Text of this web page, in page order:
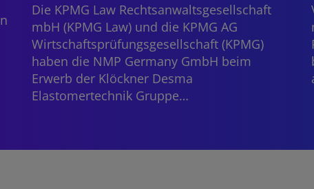
Die KPMG Law Rechtsanwaltsgesellschaft
mbH (KPMG Law) und die KPMG AG
Wirtschaftsprüfungsgesellschaft (KPMG)
haben die NMP Germany GmbH beim
Erwerb der Klöckner Desma
Elastomertechnik Gruppe…